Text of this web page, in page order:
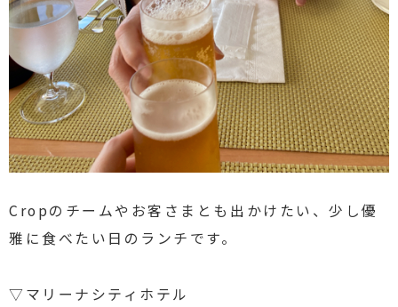
Cropのチームやお客さまとも出かけたい、少し優
雅に食べたい日のランチです。
▽マリーナシティホテル